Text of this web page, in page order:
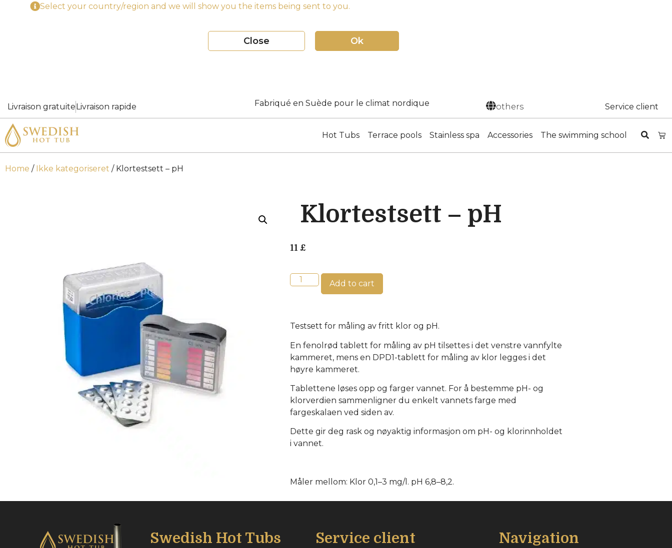
Select your country/region and we will show you the items being sent to you.
Close Ok
Livraison gratuiteLivraison rapide Fabriqué en Suède pour le climat nordique others Service client
Hot Tubs Terrace pools Stainless spa Accessories The swimming school
Home / Ikke kategoriseret / Klortestsett – pH
Klortestsett – pH
11 £
Add to cart
Testsett for måling av fritt klor og pH.
En fenolrød tablett for måling av pH tilsettes i det venstre vannfylte
kammeret, mens en DPD1-tablett for måling av klor legges i det
høyre kammeret.
Tablettene løses opp og farger vannet. For å bestemme pH- og
klorverdien sammenligner du enkelt vannets farge med
fargeskalaen ved siden av.
Dette gir deg rask og nøyaktig informasjon om pH- og klorinnholdet
i vannet.
Måler mellom: Klor 0,1–3 mg/l. pH 6,8–8,2.
Swedish Hot Tubs Service client Navigation